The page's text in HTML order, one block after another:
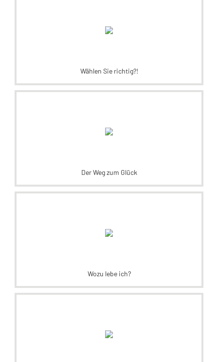
Wählen Sie richtig?!
Der Weg zum Glück
Wozu lebe ich?